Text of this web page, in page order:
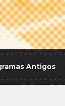
Antigos